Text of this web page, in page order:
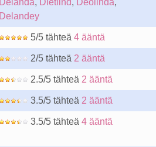
Delanda, Dietlind, Deolinda,
Delandey
5/5 tähteä 4 ääntä
2/5 tähteä 2 ääntä
2.5/5 tähteä 2 ääntä
3.5/5 tähteä 2 ääntä
3.5/5 tähteä 4 ääntä